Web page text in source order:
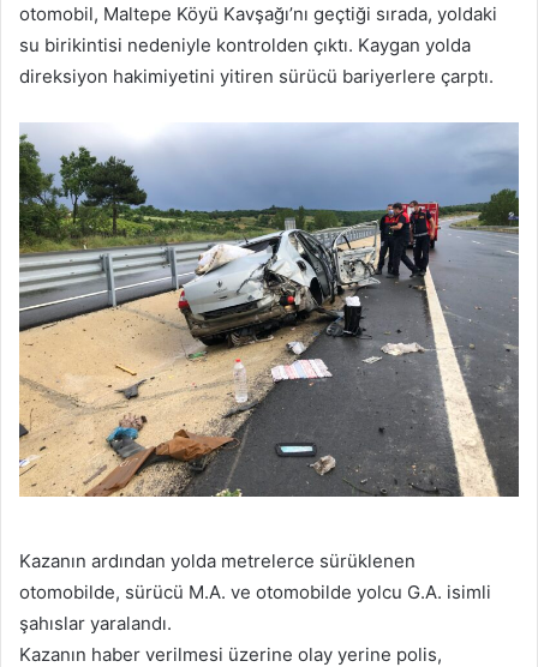
otomobil, Maltepe Köyü Kavşağı’nı geçtiği sırada, yoldaki
su birikintisi nedeniyle kontrolden çıktı. Kaygan yolda
direksiyon hakimiyetini yitiren sürücü bariyerlere çarptı.
Kazanın ardından yolda metrelerce sürüklenen
otomobilde, sürücü M.A. ve otomobilde yolcu G.A. isimli
şahıslar yaralandı.
Kazanın haber verilmesi üzerine olay yerine polis,